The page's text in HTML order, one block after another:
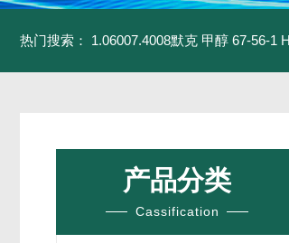
热门搜索： 1.06007.4008默克 甲醇 67-56-1
产品分类
Cassification